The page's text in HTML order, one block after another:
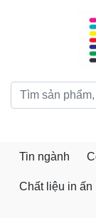
Tin ngành
Chất liệu in ấn